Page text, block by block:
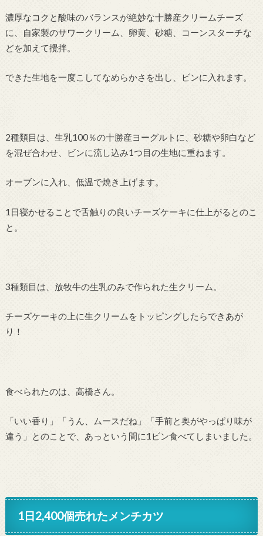
濃厚なコクと酸味のバランスが絶妙な十勝産クリームチーズ
に、自家製のサワークリーム、卵黄、砂糖、コーンスターチな
どを加えて攪拌。
できた生地を一度こしてなめらかさを出し、ビンに入れます。
2種類目は、生乳100％の十勝産ヨーグルトに、砂糖や卵白など
を混ぜ合わせ、ビンに流し込み1つ目の生地に重ねます。
オーブンに入れ、低温で焼き上げます。
1日寝かせることで舌触りの良いチーズケーキに仕上がるとのこ
と。
3種類目は、放牧牛の生乳のみで作られた生クリーム。
チーズケーキの上に生クリームをトッピングしたらできあが
り！
食べられたのは、高橋さん。
「いい香り」「うん、ムースだね」「手前と奥がやっぱり味が
違う」とのことで、あっという間に1ビン食べてしまいました。
1日2,400個売れたメンチカツ